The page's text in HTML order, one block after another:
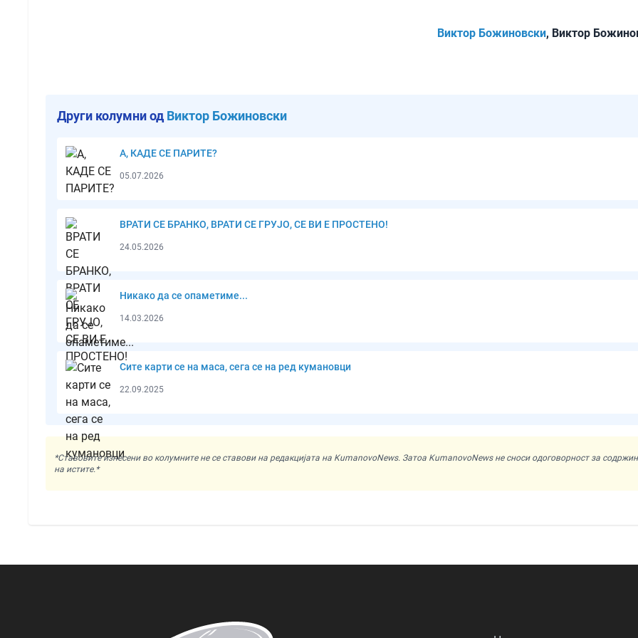
Виктор Божиновски, Виктор
Други колумни од Виктор Божиновски
А, КАДЕ СЕ ПАРИТЕ?
05.07.2026
ВРАТИ СЕ БРАНКО, ВРАТИ СЕ ГРУЈО, СЕ ВИ Е ПРОСТЕНО!
24.05.2026
Никако да се опаметиме...
14.03.2026
Сите карти се на маса, сега се на ред кумановци
22.09.2025
*Ставовите изнесени во колумните не се ставови на редакцијата на KumanovoNews. Затоа KumanovoNews не сноси одоговорност за
на истите.*